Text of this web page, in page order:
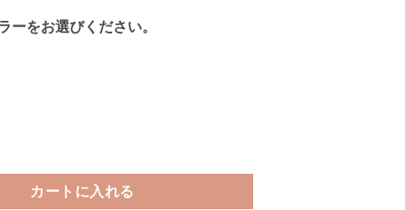
をお選びください。
カートに入れる